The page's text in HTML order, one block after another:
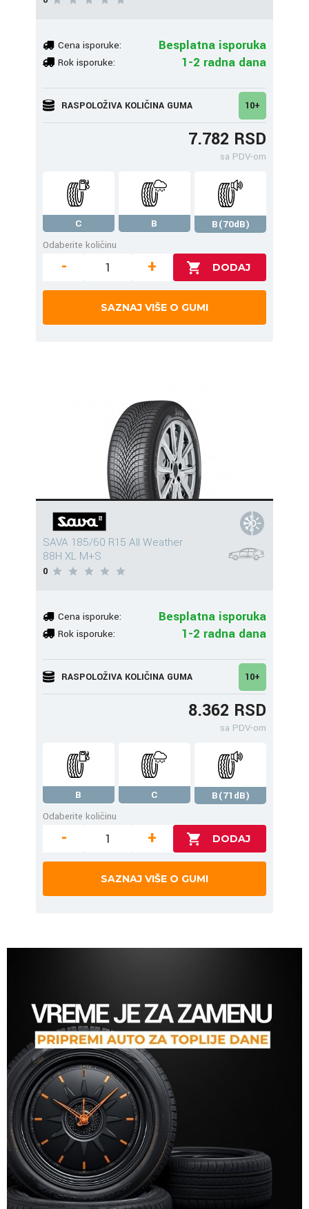
Cena isporuke: Besplatna isporuka
Rok isporuke: 1-2 radna dana
RASPOLOŽIVA KOLIČINA GUMA 10+
7.782 RSD
sa PDV-om
C B
B(70dB)
Odaberite količinu
- +
SAZNAJ VIŠE O GUMI
SAVA 185/60 R15 All Weather
88H XL M+S
0
Cena isporuke: Besplatna isporuka
Rok isporuke: 1-2 radna dana
RASPOLOŽIVA KOLIČINA GUMA 10+
8.362 RSD
sa PDV-om
B C
B(71dB)
Odaberite količinu
- +
SAZNAJ VIŠE O GUMI